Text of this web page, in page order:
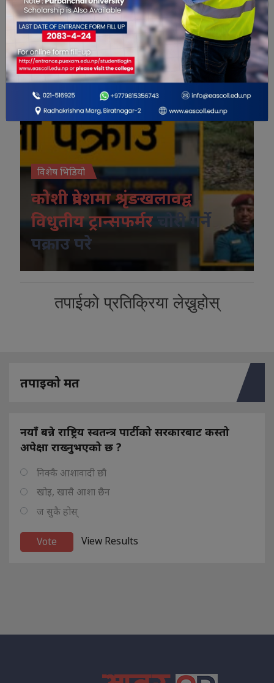
विशेष भिडियो
कोशी प्रदेशमा श्रृंङखलावद्व
विधुतीय ट्रान्सफर्मर
चोरी गर्ने
पक्राउ परे
तपाईको प्रतिक्रिया लेख्नुहोस्
तपाइको मत
नयाँ बन्ने राष्ट्रिय स्वतन्त्र पार्टीको सरकारबाट कस्तो
अपेक्षा राख्नुभएको छ ?
निक्कै आशावादी छौ
खोइ, खासै आशा छैन
ज सुकै होस्
View Results